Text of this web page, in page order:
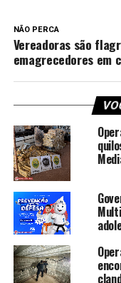
NÃO PERCA
Vereadoras são
emagrecedores em